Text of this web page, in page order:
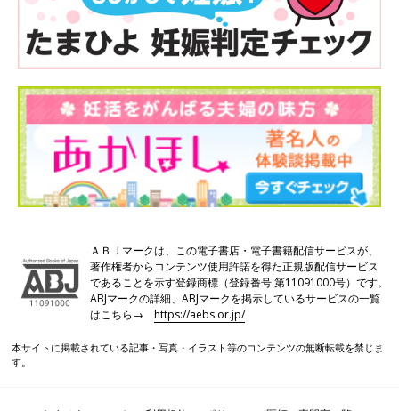
ＡＢＪマークは、この電子書店・電子書籍配信サービスが、
著作権者からコンテンツ使用許諾を得た正規版配信サービス
であることを示す登録商標（登録番号 第11091000号）です。
ABJマークの詳細、ABJマークを掲示しているサービスの一覧
はこちら→https://aebs.or.jp/
本サイトに掲載されている記事・写真・イラスト等のコンテンツの無断転載を禁じま
す。